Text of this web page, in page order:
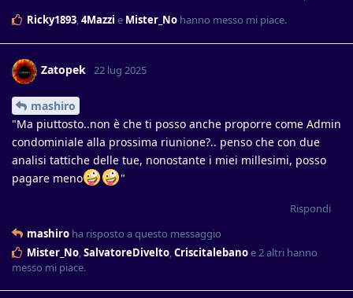
Ricky1893 4Mazzi e Mister_No hanno messo mi piace.
Zatopek 22 lug 2025
mashiro
"Ma piuttosto..non è che ti posso anche proporre come Admin
condominiale alla prossima riunione?.. penso che con due
analisi tattiche delle tue, nonostante i miei millesimi, posso
pagare meno
"
Rispondi
mashiro ha risposto a questo messaggio
Mister_No,SalvatoreDivelto,Criscitalebanoe2altri hanno
messo mi piace.